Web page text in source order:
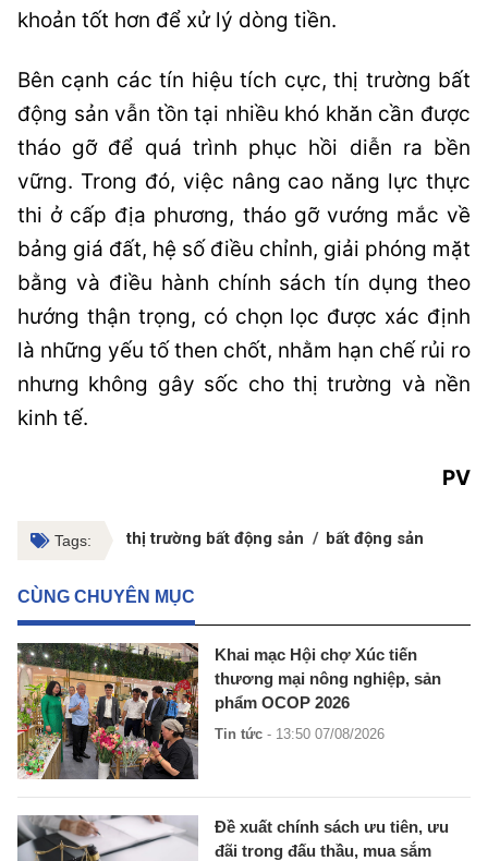
khoản tốt hơn để xử lý dòng tiền.
Bên cạnh các tín hiệu tích cực, thị trường bất
động sản vẫn tồn tại nhiều khó khăn cần được
tháo gỡ để quá trình phục hồi diễn ra bền
vững. Trong đó, việc nâng cao năng lực thực
thi ở cấp địa phương, tháo gỡ vướng mắc về
bảng giá đất, hệ số điều chỉnh, giải phóng mặt
bằng và điều hành chính sách tín dụng theo
hướng thận trọng, có chọn lọc được xác định
là những yếu tố then chốt, nhằm hạn chế rủi ro
nhưng không gây sốc cho thị trường và nền
kinh tế.
PV
Tags: thị trường bất động sản bất động sản
CÙNG CHUYÊN MỤC
Khai mạc Hội chợ Xúc tiến
thương mại nông nghiệp, sản
phẩm OCOP 2026
Tin tức - 13:50 07/08/2026
Đề xuất chính sách ưu tiên, ưu
đãi trong đấu thầu, mua sắm